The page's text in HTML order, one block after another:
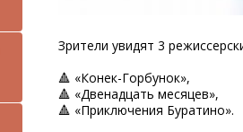
Зрители увидят 3
🔺 «Конек-Горбунок»,
🔺 «Двенадцать месяцев»,
🔺 «Приключения Буратино».